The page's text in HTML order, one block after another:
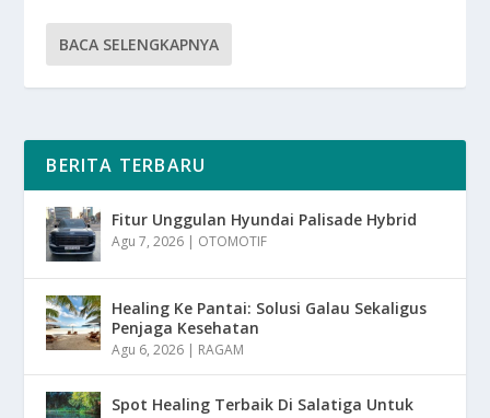
BACA SELENGKAPNYA
BERITA TERBARU
Fitur Unggulan Hyundai Palisade Hybrid
Agu 7, 2026 | OTOMOTIF
Healing Ke Pantai: Solusi Galau Sekaligus
Penjaga Kesehatan
Agu 6, 2026 | RAGAM
Spot Healing Terbaik Di Salatiga Untuk